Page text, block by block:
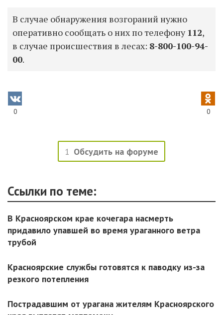
В случае обнаружения возгораний нужно
оперативно сообщать о них по телефону 112,
в случае происшествия в лесах: 8-800-100-94-
00.
0 0
1 Обсудить на форуме
Ссылки по теме:
В Красноярском крае кочегара насмерть
придавило упавшей во время ураганного ветра
трубой
Красноярские службы готовятся к паводку из-за
резкого потепления
Пострадавшим от урагана жителям Красноярского